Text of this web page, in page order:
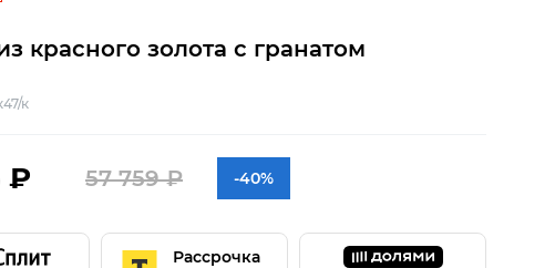
красного золота с гранатом
к
₽ 57 759 ₽ -40%
Рассрочка